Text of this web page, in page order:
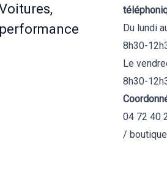
Du lundi
8h30-
Le
8h30-
04 72 40
/